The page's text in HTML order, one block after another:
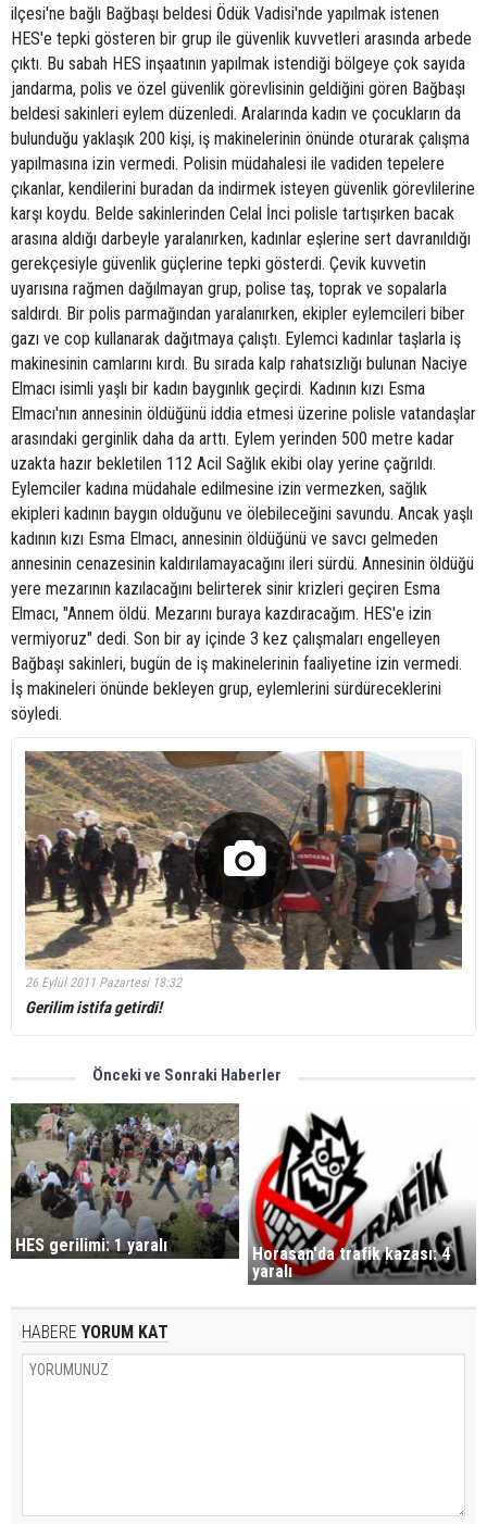
ilçesi'ne bağlı Bağbaşı beldesi Ödük Vadisi'nde yapılmak istenen
HES'e tepki gösteren bir grup ile güvenlik kuvvetleri arasında arbede
çıktı. Bu sabah HES inşaatının yapılmak istendiği bölgeye çok sayıda
jandarma, polis ve özel güvenlik görevlisinin geldiğini gören Bağbaşı
beldesi sakinleri eylem düzenledi. Aralarında kadın ve çocukların da
bulunduğu yaklaşık 200 kişi, iş makinelerinin önünde oturarak çalışma
yapılmasına izin vermedi. Polisin müdahalesi ile vadiden tepelere
çıkanlar, kendilerini buradan da indirmek isteyen güvenlik görevlilerine
karşı koydu. Belde sakinlerinden Celal İnci polisle tartışırken bacak
arasına aldığı darbeyle yaralanırken, kadınlar eşlerine sert davranıldığı
gerekçesiyle güvenlik güçlerine tepki gösterdi. Çevik kuvvetin
uyarısına rağmen dağılmayan grup, polise taş, toprak ve sopalarla
saldırdı. Bir polis parmağından yaralanırken, ekipler eylemcileri biber
gazı ve cop kullanarak dağıtmaya çalıştı. Eylemci kadınlar taşlarla iş
makinesinin camlarını kırdı. Bu sırada kalp rahatsızlığı bulunan Naciye
Elmacı isimli yaşlı bir kadın baygınlık geçirdi. Kadının kızı Esma
Elmacı'nın annesinin öldüğünü iddia etmesi üzerine polisle vatandaşlar
arasındaki gerginlik daha da arttı. Eylem yerinden 500 metre kadar
uzakta hazır bekletilen 112 Acil Sağlık ekibi olay yerine çağrıldı.
Eylemciler kadına müdahale edilmesine izin vermezken, sağlık
ekipleri kadının baygın olduğunu ve ölebileceğini savundu. Ancak yaşlı
kadının kızı Esma Elmacı, annesinin öldüğünü ve savcı gelmeden
annesinin cenazesinin kaldırılamayacağını ileri sürdü. Annesinin öldüğü
yere mezarının kazılacağını belirterek sinir krizleri geçiren Esma
Elmacı, "Annem öldü. Mezarını buraya kazdıracağım. HES'e izin
vermiyoruz" dedi. Son bir ay içinde 3 kez çalışmaları engelleyen
Bağbaşı sakinleri, bugün de iş makinelerinin faaliyetine izin vermedi.
İş makineleri önünde bekleyen grup, eylemlerini sürdüreceklerini
söyledi.
26 Eylül 2011 Pazartesi 18:32
Gerilim istifa getirdi!
Önceki ve Sonraki Haberler
HES gerilimi: 1 yaralı
Horasan'da trafik kazası: 4
yaralı
HABERE YORUM KAT